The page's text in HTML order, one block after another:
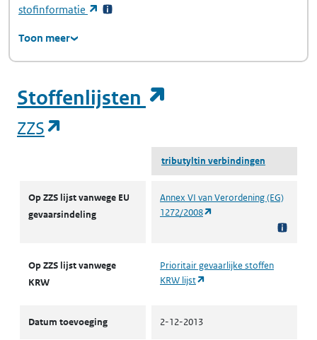
stofinformatie
(opent in een nieuw tabblad)
Toon meer
Stoffenlijsten
ZZS
tributyltin verbindingen
Op ZZS lijst vanwege EU
gevaarsindeling
Annex VI van Verordening (EG)
1272/2008
Op ZZS lijst vanwege
KRW
Prioritair gevaarlijke stoffen
KRW lijst
Datum toevoeging 2-12-2013